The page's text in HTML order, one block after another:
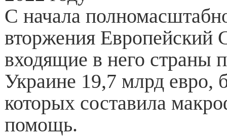
С начала
вторжения Европейский
входящие в него страны
Украине 19,7 млрд евро,
которых составила
помощь.